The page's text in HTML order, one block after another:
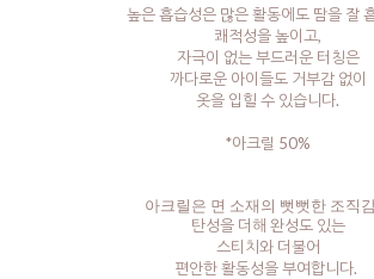
높은 흡습성은 많은 활동에도 땀을 잘
쾌적성을 높이고,
자극이 없는 부드러운 터칭은
까다로운 아이들도 거부감 없이
옷을 입힐 수 있습니다.
*아크릴 50%
아크릴은 면 소재의 뻣뻣한 조직
탄성을 더해 완성도 있는
스티치와 더불어
편안한 활동성을 부여합니다.